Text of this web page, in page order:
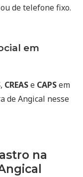
de telefone fixo.
em
, CREASe CAPSem
de Angical nesse
na